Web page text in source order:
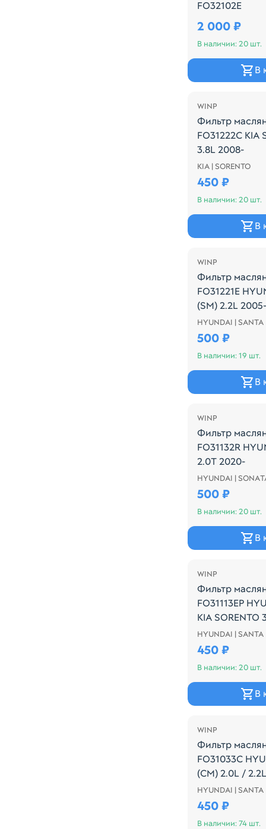
FO32102E
2 000 ₽
В наличии: 20 шт.
В
WINP
Фильтр
FO31222C KIA
3.8L 2008-
KIA | SORENTO
450 ₽
В наличии: 20 шт.
В
WINP
Фильтр
FO31221E
(SM) 2.2L
HYUNDAI | SANTA
500 ₽
В наличии: 19 шт.
В
WINP
Фильтр
FO31132R
2.0T 2020-
HYUNDAI |
500 ₽
В наличии: 20 шт.
В
WINP
Фильтр
FO31113EP
KIA SORENTO
HYUNDAI | SANTA
450 ₽
В наличии: 20 шт.
В
WINP
Фильтр
FO31033C
(CM) 2.0L /
HYUNDAI | SANTA
450 ₽
В наличии: 74 шт.